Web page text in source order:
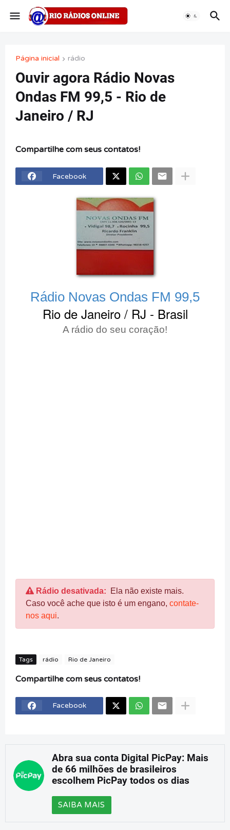
Página inicial rádio
Ouvir agora Rádio Novas
Ondas FM 99,5 - Rio de
Janeiro / RJ
Compartilhe com seus contatos!
Facebook
Rádio Novas Ondas FM 99,5
Rio de Janeiro / RJ - Brasil
A rádio do seu coração!
Rádio desativada: Ela não existe mais.
Caso você ache que isto é um engano, contate-
nos aqui.
Tags rádio Rio de Janeiro
Compartilhe com seus contatos!
Facebook
Abra sua conta Digital PicPay: Mais
de 66 milhões de brasileiros
escolhem PicPay todos os dias
SAIBA MAIS